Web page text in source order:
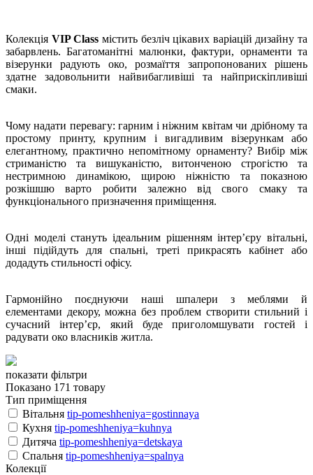
Колекція VIP Class містить безліч цікавих варіацій дизайну та
забарвлень. Багатоманітні малюнки, фактури, орнаменти та
візерунки радують око, розмаїття запропонованих рішень
здатне задовольнити найвибагливіші та найприскіпливіші
смаки.
Чому надати перевагу: гарним і ніжним квітам чи дрібному та
простому принту, крупним і вигадливим візерункам або
елегантному, практично непомітному орнаменту? Вибір між
стриманістю та вишуканістю, витонченою строгістю та
нестримною динамікою, щирою ніжністю та показною
розкішшю варто робити залежно від свого смаку та
функціонального призначення приміщення.
Одні моделі стануть ідеальним рішенням інтер’єру вітальні,
інші підійдуть для спальні, треті прикрасять кабінет або
додадуть стильності офісу.
Гармонійно поєднуючи наші шпалери з меблями й
елементами декору, можна без проблем створити стильний і
сучасний інтер’єр, який буде приголомшувати гостей і
радувати око власників житла.
показати фільтри
Показано 171 товару
Тип приміщення
Вітальня tip-pomeshheniya=gostinnaya
Кухня tip-pomeshheniya=kuhnya
Дитяча tip-pomeshheniya=detskaya
Спальня tip-pomeshheniya=spalnya
Колекції